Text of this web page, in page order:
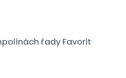
řady Favorit